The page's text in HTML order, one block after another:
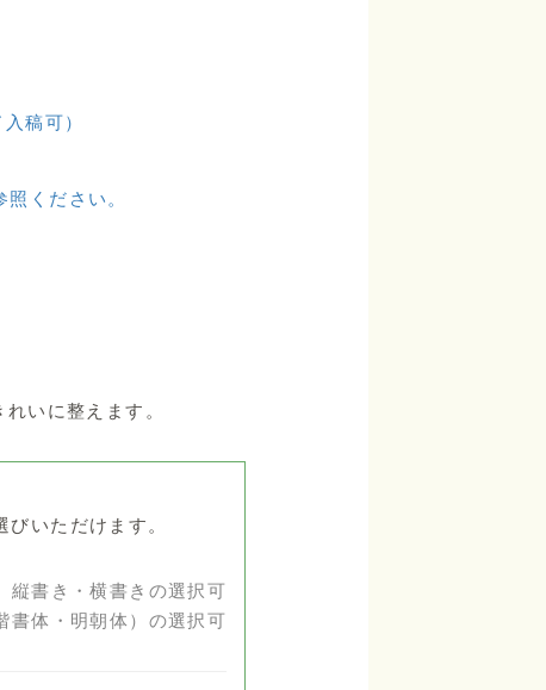
稿可）
ください。
いに整えます。
びいただけます。
縦書き・横書きの選択可
書体・明朝体）の選択可